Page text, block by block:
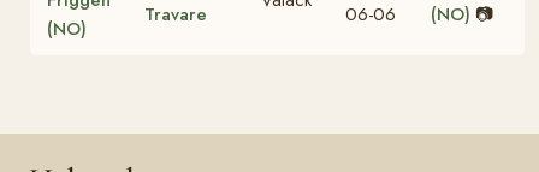
(NO)
Travare 06-06 (NO) 📷